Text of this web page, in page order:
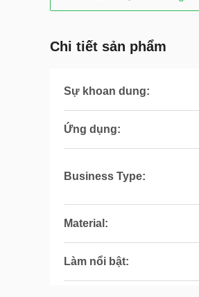
Chi tiết sản phẩm
Sự khoan dung:
Ứng dụng:
Business Type:
Material:
Làm nổi bật: